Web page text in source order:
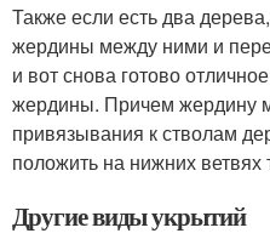
Также если есть два
жердины между ними и
и вот снова готово
жердины. Причем жердину
привязывания к стволам
положить на нижних ветвях
Другие виды укрытий